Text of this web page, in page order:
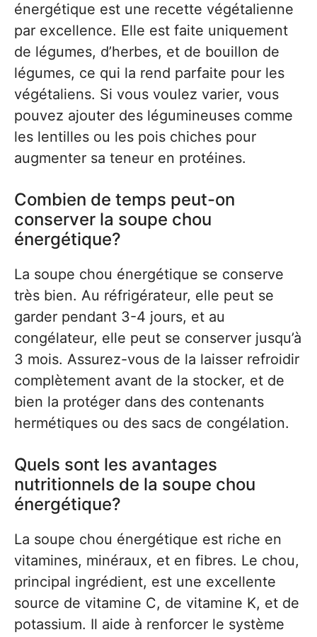
énergétique est une recette végétalienne
par excellence. Elle est faite uniquement
de légumes, d’herbes, et de bouillon de
légumes, ce qui la rend parfaite pour les
végétaliens. Si vous voulez varier, vous
pouvez ajouter des légumineuses comme
les lentilles ou les pois chiches pour
augmenter sa teneur en protéines.
Combien de temps peut-on
conserver la soupe chou
énergétique?
La soupe chou énergétique se conserve
très bien. Au réfrigérateur, elle peut se
garder pendant 3-4 jours, et au
congélateur, elle peut se conserver jusqu’à
3 mois. Assurez-vous de la laisser refroidir
complètement avant de la stocker, et de
bien la protéger dans des contenants
hermétiques ou des sacs de congélation.
Quels sont les avantages
nutritionnels de la soupe chou
énergétique?
La soupe chou énergétique est riche en
vitamines, minéraux, et en fibres. Le chou,
principal ingrédient, est une excellente
source de vitamine C, de vitamine K, et de
potassium. Il aide à renforcer le système